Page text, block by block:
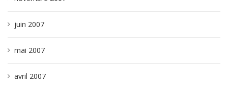
juin 2007
mai 2007
avril 2007